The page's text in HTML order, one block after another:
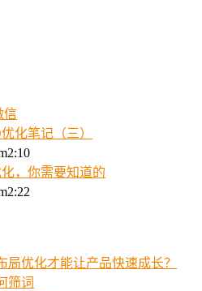
信
化笔记（三）
，你需要知道的
局优化才能让产品快速成长？
筛词